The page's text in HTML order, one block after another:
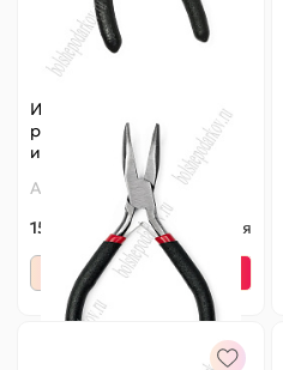
Инструмент для
рукоделия "Тонкогубцы
изогнутые" (SF-6158)
Артикул:
140-783
155 ₽
Оптовая
+